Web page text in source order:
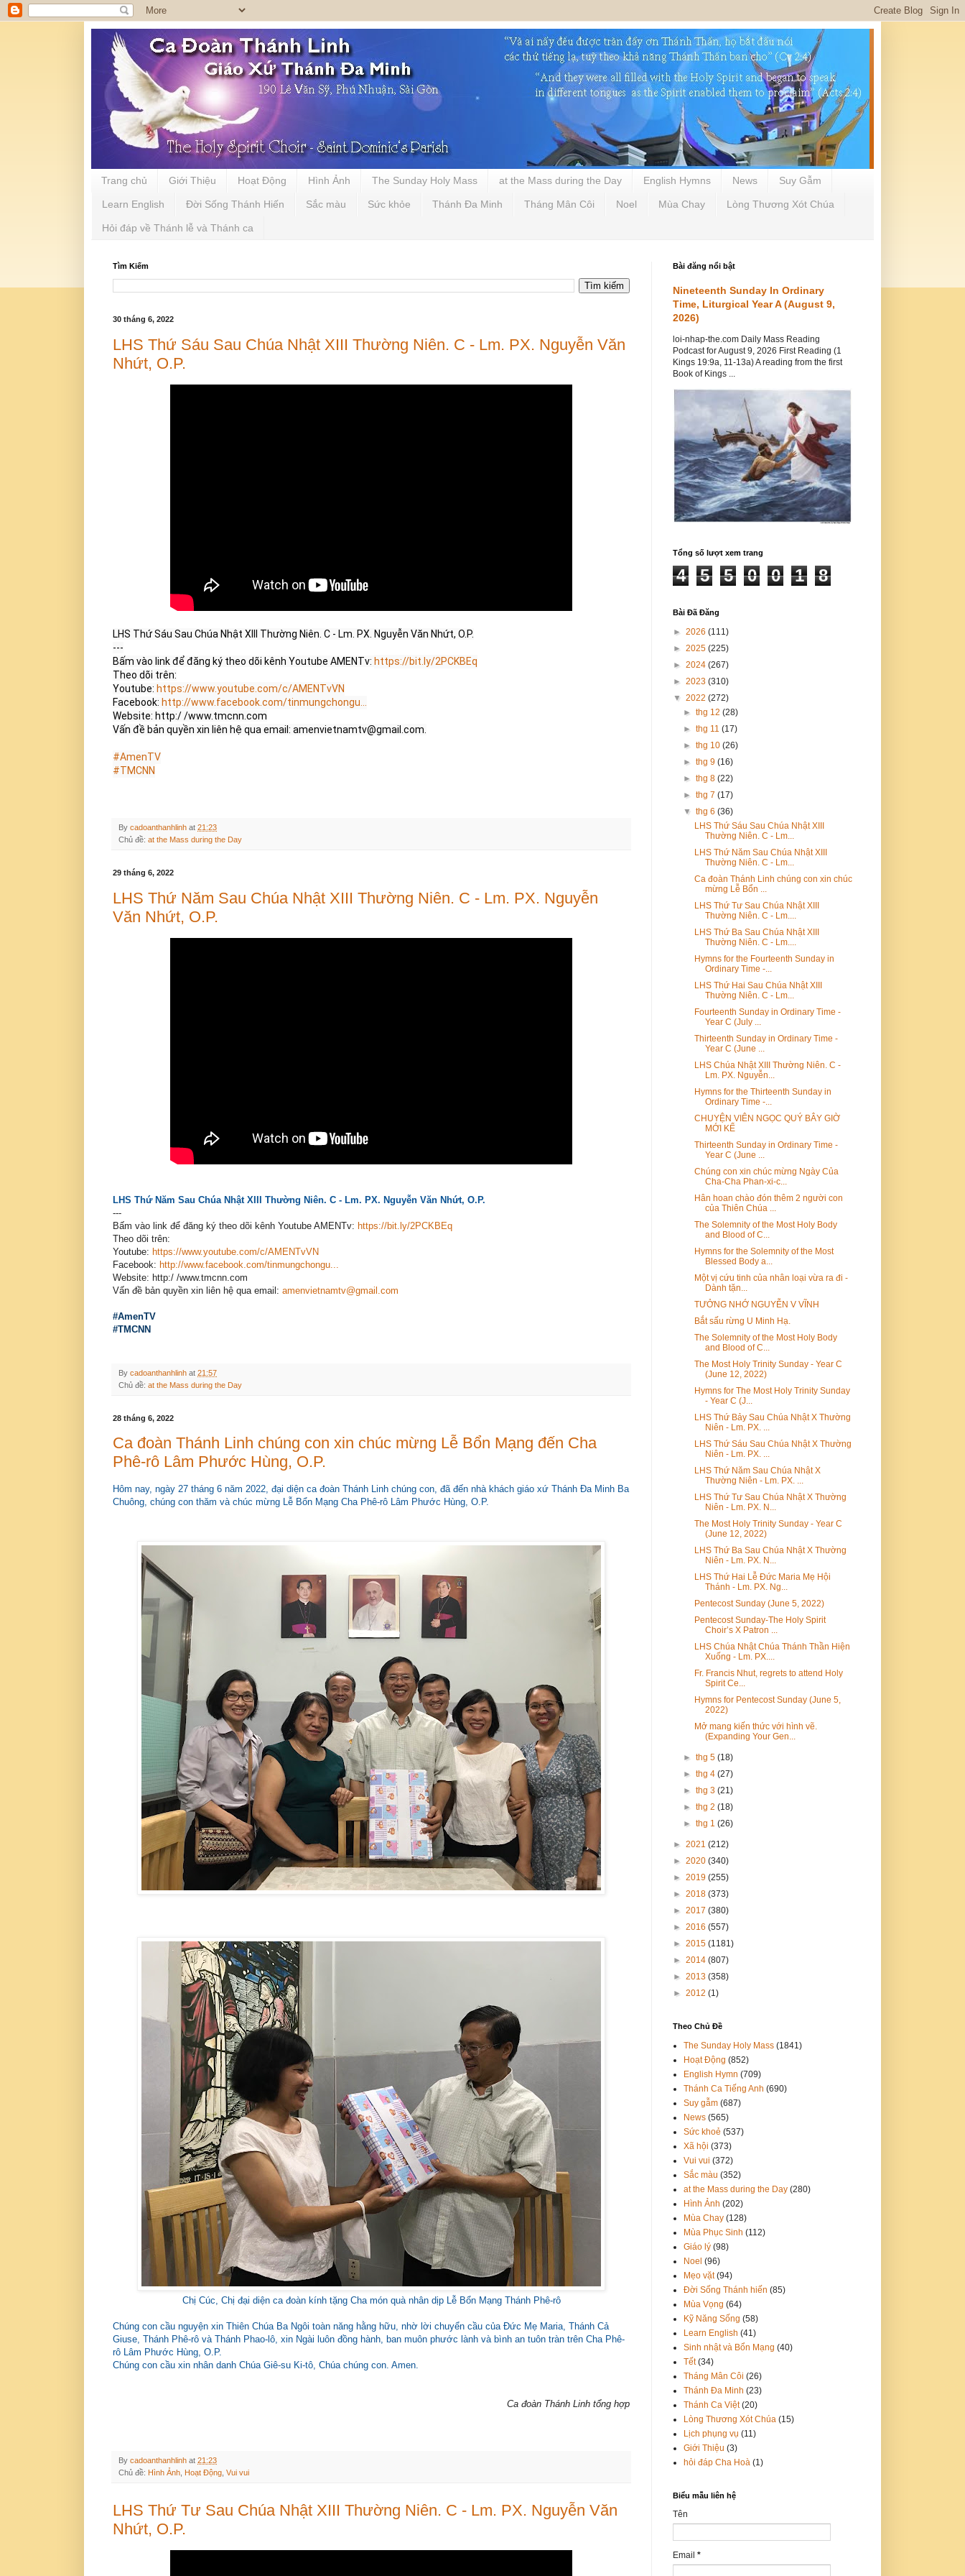
Trang chủ Giới Thiệu Hoạt Động Hình Ảnh The Sunday Holy Mass at the Mass during the Day English Hymns News Suy Gẫm
Learn English Đời Sống Thánh Hiến Sắc màu Sức khỏe Thánh Đa Minh Tháng Mân Côi Noel Mùa Chay Lòng Thương Xót Chúa
Hỏi đáp về Thánh lễ và Thánh ca
Tìm Kiếm
30 tháng 6, 2022
LHS Thứ Sáu Sau Chúa Nhật XIII Thường Niên. C - Lm. PX. Nguyễn Văn
Nhứt, O.P.
LHS Thứ Sáu Sau Chúa Nhật XIII Thường Niên. C - Lm. PX. Nguyễn Văn Nhứt, O.P.
---
Bấm vào link để đăng ký theo dõi kênh Youtube AMENTv: https://bit.ly/2PCKBEq
Theo dõi trên:
Youtube: https://www.youtube.com/c/AMENTvVN
Facebook: http://www.facebook.com/tinmungchongu...
Website: http:/ /www.tmcnn.com
Vấn đề bản quyền xin liên hệ qua email: amenvietnamtv@gmail.com
#AmenTV
#TMCNN
By cadoanthanhlinh at 21:23
Chủ đề: at the Mass during the Day
29 tháng 6, 2022
LHS Thứ Năm Sau Chúa Nhật XIII Thường Niên. C - Lm. PX. Nguyễn
Văn Nhứt, O.P.
LHS Thứ Năm Sau Chúa Nhật XIII Thường Niên. C - Lm. PX. Nguyễn Văn Nhứt, O.P.
---
Bấm vào link để đăng ký theo dõi kênh Youtube AMENTv: https://bit.ly/2PCKBEq
Theo dõi trên:
Youtube: https://www.youtube.com/c/AMENTvVN
Facebook: http://www.facebook.com/tinmungchongu...
Website: http:/ /www.tmcnn.com
Vấn đề bản quyền xin liên hệ qua email: amenvietnamtv@gmail.com
#AmenTV
#TMCNN
By cadoanthanhlinh at 21:57
Chủ đề: at the Mass during the Day
28 tháng 6, 2022
Ca đoàn Thánh Linh chúng con xin chúc mừng Lễ Bổn Mạng đến Cha
Phê-rô Lâm Phước Hùng, O.P.
Hôm nay, ngày 27 tháng 6 năm 2022, đại diện ca đoàn Thánh Linh chúng con, đã đến nhà khách giáo xứ Thánh Đa Minh Ba
Chuông, chúng con thăm và chúc mừng Lễ Bổn Mạng Cha Phê-rô Lâm Phước Hùng, O.P.
Chị Cúc, Chị đại diện ca đoàn kính tặng Cha món quà nhân dịp Lễ Bổn Mạng Thánh Phê-rô
Chúng con cầu nguyện xin Thiên Chúa Ba Ngôi toàn năng hằng hữu, nhờ lời chuyển cầu của Đức Mẹ Maria, Thánh Cả
Giuse, Thánh Phê-rô và Thánh Phao-lô, xin Ngài luôn đồng hành, ban muôn phước lành và bình an tuôn tràn trên Cha Phê-
rô Lâm Phước Hùng, O.P.
Chúng con cầu xin nhân danh Chúa Giê-su Ki-tô, Chúa chúng con. Amen.
Ca đoàn Thánh Linh tổng hợp
By cadoanthanhlinh at 21:23
Chủ đề: Hình Ảnh Hoạt Động Vui vui
LHS Thứ Tư Sau Chúa Nhật XIII Thường Niên. C - Lm. PX. Nguyễn Văn
Nhứt, O.P.
Bài đăng nổi bật
Nineteenth Sunday In Ordinary
Time, Liturgical Year A (August 9,
2026)
loi-nhap-the.com Daily Mass Reading
Podcast for August 9, 2026 First Reading (1
Kings 19:9a, 11-13a) A reading from the first
Book of Kings ...
Tổng số lượt xem trang
4 5 5 0 0 1 8
Bài Đã Đăng
► 2026 (111)
► 2025 (225)
► 2024 (267)
► 2023 (310)
▼ 2022 (272)
►thg 12(28)
►thg 11(17)
►thg 10(26)
►thg 9(16)
►thg 8(22)
►thg 7(17)
▼thg 6(36)
LHS Thứ Sáu Sau Chúa Nhật XIII
Thường Niên. C - Lm...
LHS Thứ Năm Sau Chúa Nhật XIII
Thường Niên. C - Lm...
Ca đoàn Thánh Linh chúng con xin chúc
mừng Lễ Bổn ...
LHS Thứ Tư Sau Chúa Nhật XIII
Thường Niên. C - Lm....
LHS Thứ Ba Sau Chúa Nhật XIII
Thường Niên. C - Lm....
Hymns for the Fourteenth Sunday in
Ordinary Time -...
LHS Thứ Hai Sau Chúa Nhật XIII
Thường Niên. C - Lm...
Fourteenth Sunday in Ordinary Time -
Year C (July ...
Thirteenth Sunday in Ordinary Time -
Year C (June ...
LHS Chúa Nhật XIII Thường Niên. C -
Lm. PX. Nguyễn...
Hymns for the Thirteenth Sunday in
Ordinary Time -...
CHUYỆN VIÊN NGỌC QUÝ BÂY GIỜ
MỚI KỂ
Thirteenth Sunday in Ordinary Time -
Year C (June ...
Chúng con xin chúc mừng Ngày Của
Cha-Cha Phan-xi-c...
Hân hoan chào đón thêm 2 người con
của Thiên Chúa ...
The Solemnity of the Most Holy Body
and Blood of C...
Hymns for the Solemnity of the Most
Blessed Body a...
Một vị cứu tinh của nhân loại vừa ra đi -
Dành tặn...
TƯỞNG NHỚ NGUYỄN V VĨNH
Bắt sấu rừng U Minh Hạ.
The Solemnity of the Most Holy Body
and Blood of C...
The Most Holy Trinity Sunday - Year C
(June 12, 2022)
Hymns for The Most Holy Trinity Sunday
- Year C (J...
LHS Thứ Bảy Sau Chúa Nhật X Thường
Niên - Lm. PX. ...
LHS Thứ Sáu Sau Chúa Nhật X Thường
Niên - Lm. PX. ...
LHS Thứ Năm Sau Chúa Nhật X
Thường Niên - Lm. PX. ...
LHS Thứ Tư Sau Chúa Nhật X Thường
Niên - Lm. PX. N...
The Most Holy Trinity Sunday - Year C
(June 12, 2022)
LHS Thứ Ba Sau Chúa Nhật X Thường
Niên - Lm. PX. N...
LHS Thứ Hai Lễ Đức Maria Mẹ Hội
Thánh - Lm. PX. Ng...
Pentecost Sunday (June 5, 2022)
Pentecost Sunday-The Holy Spirit
Choir’s X Patron ...
LHS Chúa Nhật Chúa Thánh Thần Hiện
Xuống - Lm. PX....
Fr. Francis Nhut, regrets to attend Holy
Spirit Ce...
Hymns for Pentecost Sunday (June 5,
2022)
Mở mang kiến thức với hình vẽ.
(Expanding Your Gen...
►thg 5(18)
►thg 4(27)
►thg 3(21)
►thg 2(18)
►thg 1(26)
► 2021 (212)
► 2020 (340)
► 2019 (255)
► 2018 (373)
► 2017 (380)
► 2016 (557)
► 2015 (1181)
► 2014 (807)
► 2013 (358)
► 2012 (1)
Theo Chủ Đề
The Sunday Holy Mass (1841)
Hoạt Động (852)
English Hymn (709)
Thánh Ca Tiếng Anh (690)
Suy gẫm (687)
News (565)
Sức khoẻ (537)
Xã hội (373)
Vui vui (372)
Sắc màu (352)
at the Mass during the Day (280)
Hình Ảnh (202)
Mùa Chay (128)
Mùa Phục Sinh (112)
Giáo lý (98)
Noel (96)
Mẹo vặt (94)
Đời Sống Thánh hiến (85)
Mùa Vọng (64)
Kỹ Năng Sống (58)
Learn English (41)
Sinh nhật và Bổn Mạng (40)
Tết (34)
Tháng Mân Côi (26)
Thánh Đa Minh (23)
Thánh Ca Việt (20)
Lòng Thương Xót Chúa (15)
Lịch phụng vụ (11)
Giới Thiệu (3)
hỏi đáp Cha Hoà (1)
Biểu mẫu liên hệ
Tên
Email *